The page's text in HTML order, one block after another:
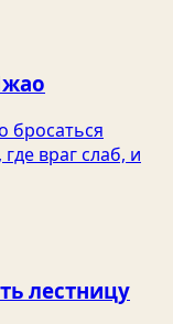
бросаться
враг слаб, и
лестницу